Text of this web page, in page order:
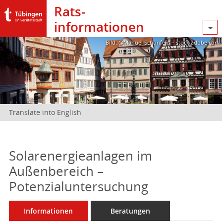
Rats­
informationen
Bild: @Manuel Schönfeld – stock.adobe.com
Translate into English
Solarenergieanlagen im
Außenbereich –
Potenzialuntersuchung
Informationen Beratungen